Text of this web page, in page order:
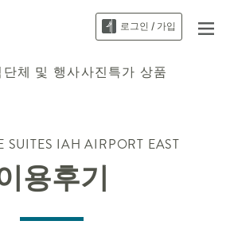
로그인 / 가입
단체 및 행사사진특가 상품
SUITES IAH AIRPORT EAST
용후기